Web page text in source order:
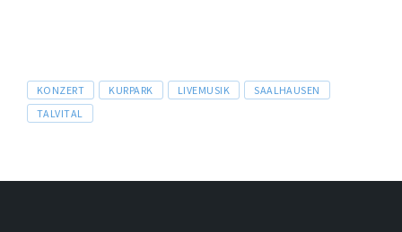
Tags
KONZERT KURPARK LIVEMUSIK
SAALHAUSEN
TALVITAL